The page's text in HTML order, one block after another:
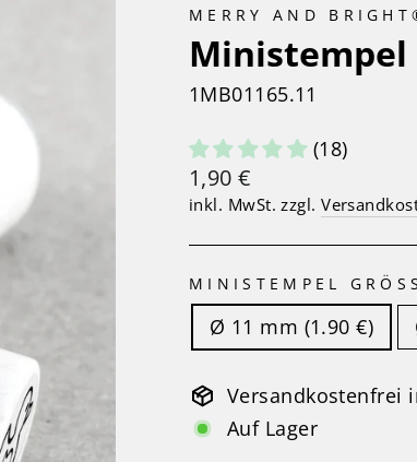
MERRY AND
Ministempel
1MB01165.11
(18)
Normaler
Preis
1,90 €
inkl. MwSt. zzgl.
MINISTEMPEL
Ø 11 mm (1.90 €)
Versandkostenfrei
Auf Lager